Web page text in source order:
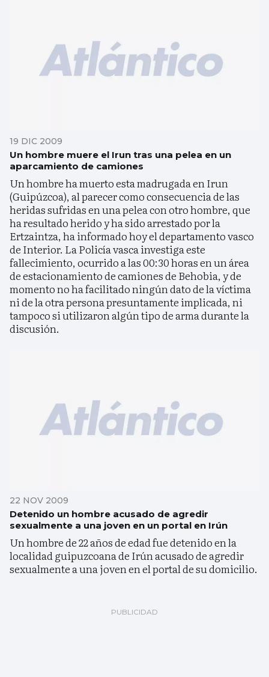
19 DIC 2009
Un hombre muere el Irun tras una pelea en un
aparcamiento de camiones
Un hombre ha muerto esta madrugada en Irun
(Guipúzcoa), al parecer como consecuencia de las
heridas sufridas en una pelea con otro hombre, que
ha resultado herido y ha sido arrestado por la
Ertzaintza, ha informado hoy el departamento vasco
de Interior. La Policía vasca investiga este
fallecimiento, ocurrido a las 00:30 horas en un área
de estacionamiento de camiones de Behobia, y de
momento no ha facilitado ningún dato de la víctima
ni de la otra persona presuntamente implicada, ni
tampoco si utilizaron algún tipo de arma durante la
discusión.
22 NOV 2009
Detenido un hombre acusado de agredir
sexualmente a una joven en un portal en Irún
Un hombre de 22 años de edad fue detenido en la
localidad guipuzcoana de Irún acusado de agredir
sexualmente a una joven en el portal de su domicilio.